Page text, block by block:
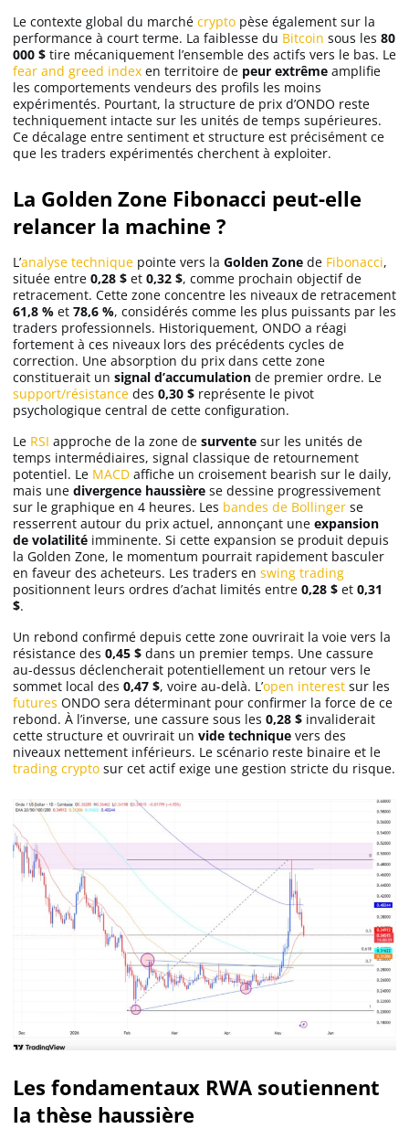
Le contexte global du marché crypto pèse également sur la
performance à court terme. La faiblesse du Bitcoin sous les 80
000 $ tire mécaniquement l’ensemble des actifs vers le bas. Le
fear and greed index en territoire de peur extrême amplifie
les comportements vendeurs des profils les moins
expérimentés. Pourtant, la structure de prix d’ONDO reste
techniquement intacte sur les unités de temps supérieures.
Ce décalage entre sentiment et structure est précisément ce
que les traders expérimentés cherchent à exploiter.
La Golden Zone Fibonacci peut-elle
relancer la machine ?
L’analyse technique pointe vers la Golden Zone de Fibonacci,
située entre 0,28 $ et 0,32 $, comme prochain objectif de
retracement. Cette zone concentre les niveaux de retracement
61,8 % et 78,6 %, considérés comme les plus puissants par les
traders professionnels. Historiquement, ONDO a réagi
fortement à ces niveaux lors des précédents cycles de
correction. Une absorption du prix dans cette zone
constituerait un signal d’accumulation de premier ordre. Le
support/résistance des 0,30 $ représente le pivot
psychologique central de cette configuration.
Le RSI approche de la zone de survente sur les unités de
temps intermédiaires, signal classique de retournement
potentiel. Le MACD affiche un croisement bearish sur le daily,
mais une divergence haussière se dessine progressivement
sur le graphique en 4 heures. Les bandes de Bollinger se
resserrent autour du prix actuel, annonçant une expansion
de volatilité imminente. Si cette expansion se produit depuis
la Golden Zone, le momentum pourrait rapidement basculer
en faveur des acheteurs. Les traders en swing trading
positionnent leurs ordres d’achat limités entre 0,28 $ et 0,31
$.
Un rebond confirmé depuis cette zone ouvrirait la voie vers la
résistance des 0,45 $ dans un premier temps. Une cassure
au-dessus déclencherait potentiellement un retour vers le
sommet local des 0,47 $, voire au-delà. L’open interest sur les
futures ONDO sera déterminant pour confirmer la force de ce
rebond. À l’inverse, une cassure sous les 0,28 $ invaliderait
cette structure et ouvrirait un vide technique vers des
niveaux nettement inférieurs. Le scénario reste binaire et le
trading crypto sur cet actif exige une gestion stricte du risque.
Les fondamentaux RWA soutiennent
la thèse haussière